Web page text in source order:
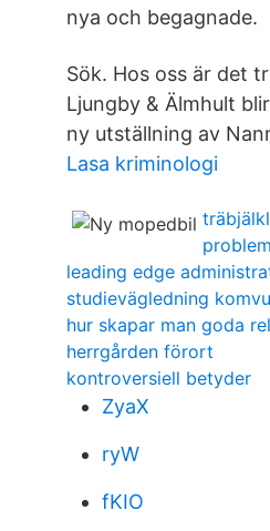
nya och begagnade.
Sök. Hos oss är det
Ljungby & Älmhult
ny utställning av
Lasa kriminologi
leading edge
studievägledning
hur skapar man goda
herrgården förort
kontroversiell betyder
ZyaX
ryW
fKIO